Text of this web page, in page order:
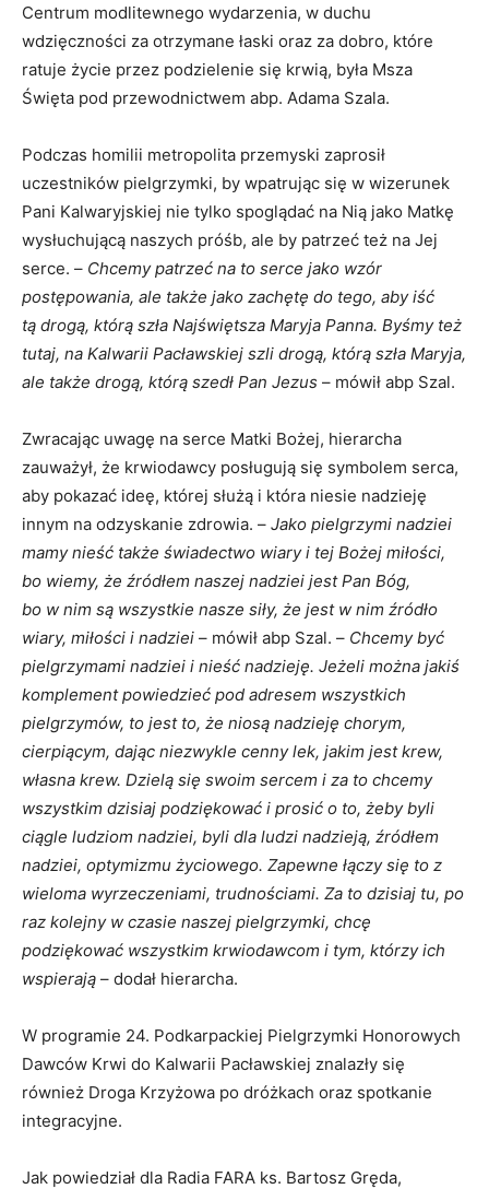
Centrum modlitewnego wydarzenia, w duchu
wdzięczności za otrzymane łaski oraz za dobro, które
ratuje życie przez podzielenie się krwią, była Msza
Święta pod przewodnictwem abp. Adama Szala.
Podczas homilii metropolita przemyski zaprosił
uczestników pielgrzymki, by wpatrując się w wizerunek
Pani Kalwaryjskiej nie tylko spoglądać na Nią jako Matkę
wysłuchującą naszych próśb, ale by patrzeć też na Jej
serce. – Chcemy patrzeć na to serce jako wzór
postępowania, ale także jako zachętę do tego, aby iść
tą drogą, którą szła Najświętsza Maryja Panna. Byśmy też
tutaj, na Kalwarii Pacławskiej szli drogą, którą szła Maryja,
ale także drogą, którą szedł Pan Jezus – mówił abp Szal.
Zwracając uwagę na serce Matki Bożej, hierarcha
zauważył, że krwiodawcy posługują się symbolem serca,
aby pokazać ideę, której służą i która niesie nadzieję
innym na odzyskanie zdrowia. – Jako pielgrzymi nadziei
mamy nieść także świadectwo wiary i tej Bożej miłości,
bo wiemy, że źródłem naszej nadziei jest Pan Bóg,
bo w nim są wszystkie nasze siły, że jest w nim źródło
wiary, miłości i nadziei – mówił abp Szal. – Chcemy być
pielgrzymami nadziei i nieść nadzieję. Jeżeli można jakiś
komplement powiedzieć pod adresem wszystkich
pielgrzymów, to jest to, że niosą nadzieję chorym,
cierpiącym, dając niezwykle cenny lek, jakim jest krew,
własna krew. Dzielą się swoim sercem i za to chcemy
wszystkim dzisiaj podziękować i prosić o to, żeby byli
ciągle ludziom nadziei, byli dla ludzi nadzieją, źródłem
nadziei, optymizmu życiowego. Zapewne łączy się to z
wieloma wyrzeczeniami, trudnościami. Za to dzisiaj tu, po
raz kolejny w czasie naszej pielgrzymki, chcę
podziękować wszystkim krwiodawcom i tym, którzy ich
wspierają – dodał hierarcha.
W programie 24. Podkarpackiej Pielgrzymki Honorowych
Dawców Krwi do Kalwarii Pacławskiej znalazły się
również Droga Krzyżowa po dróżkach oraz spotkanie
integracyjne.
Jak powiedział dla Radia FARA ks. Bartosz Gręda,